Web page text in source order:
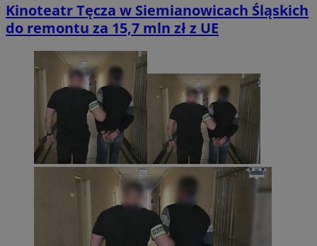
Kinoteatr Tęcza w Siemianowicach Śląskich
do remontu za 15,7 mln zł z UE